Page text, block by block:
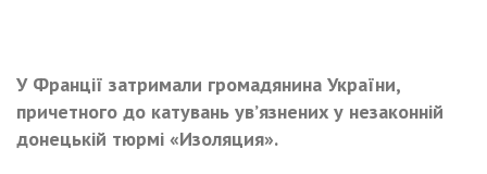
У Франції затримали громадянина України,
причетного до катувань ув’язнених у незаконній
донецькій тюрмі «Изоляция».